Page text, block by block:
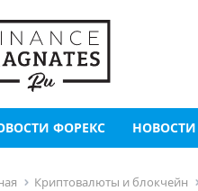
ФОРЕКС
Криптовалюты и блокчейн